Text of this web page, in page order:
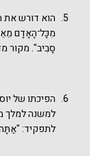
יוסף לעבד
סיבה מספיקה
מות יעקב
או בפרשות
הוא דורש את
מִכָּל־הָאָדָם
סָבִיב". מקור
נוסח במדבר
הפיכתו של
למשנה למלך
לתפקיד: "אַתָּה